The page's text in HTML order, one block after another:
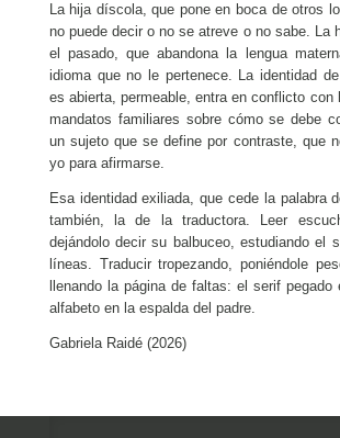
La hija díscola, que pone en boca de otros
no puede decir o no se atreve o no sabe. La
el pasado, que abandona la lengua
idioma que no le pertenece. La identidad
es abierta, permeable, entra en conflicto con
mandatos familiares sobre cómo se debe
un sujeto que se define por contraste, que
yo para afirmarse.
Esa identidad exiliada, que cede la palabra
también, la de la traductora. Leer
dejándolo decir su balbuceo, estudiando el
líneas. Traducir tropezando, poniéndole
llenando la página de faltas: el serif pegado
alfabeto en la espalda del padre.
Gabriela Raidé (2026)